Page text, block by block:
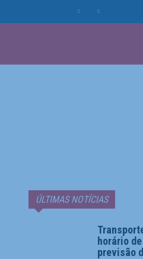
ÚLTIMAS NOTÍCIAS
horário
previsão